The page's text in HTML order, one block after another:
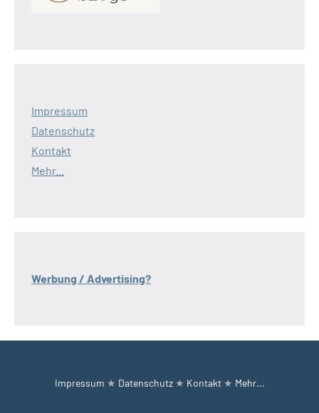
Impressum
Datenschutz
Kontakt
Mehr...
Werbung / Advertising?
Impressum ★ Datenschutz★ Kontakt★ Mehr...